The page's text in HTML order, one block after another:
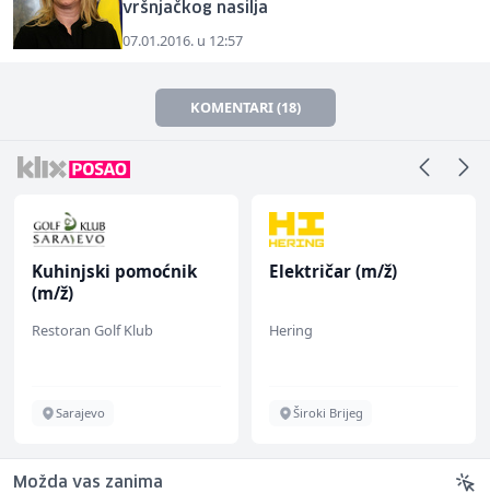
vršnjačkog nasilja
07.01.2016. u 12:57
KOMENTARI (18)
Kuhinjski pomoćnik
(m/ž)
Restoran Golf Klub
Sarajevo
Električar (m/ž)
Hering
Široki Brijeg
Možda vas zanima